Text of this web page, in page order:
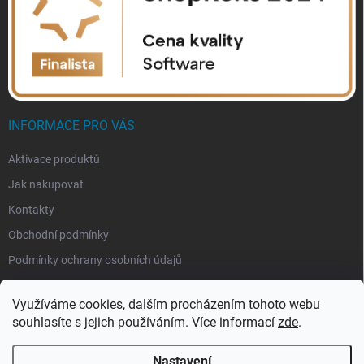
Využíváme cookies, dalším procházením tohoto webu
souhlasíte s jejich používáním. Více informací zde.
INFORMACE PRO VÁS
Aktivace produktů
Jak nakupovat
Kontakty
Obchodní podmínky
Podmínky ochrany osobních údajů